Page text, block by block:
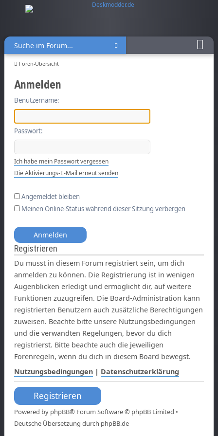
Foren-Übersicht
Anmelden
Benutzername:
Passwort:
Ich habe mein Passwort vergessen
Die Aktivierungs-E-Mail erneut senden
Angemeldet bleiben
Meinen Online-Status während dieser Sitzung verbergen
Registrieren
Du musst in diesem Forum registriert sein, um dich
anmelden zu können. Die Registrierung ist in wenigen
Augenblicken erledigt und ermöglicht dir, auf weitere
Funktionen zuzugreifen. Die Board-Administration kann
registrierten Benutzern auch zusätzliche Berechtigungen
zuweisen. Beachte bitte unsere Nutzungsbedingungen
und die verwandten Regelungen, bevor du dich
registrierst. Bitte beachte auch die jeweiligen
Forenregeln, wenn du dich in diesem Board bewegst.
Nutzungsbedingungen| Datenschutzerklärung
Registrieren
Powered by phpBB® Forum Software © phpBB Limited •
Deutsche Übersetzung durch phpBB.de